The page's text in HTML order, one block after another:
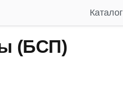
Каталог
(БСП)